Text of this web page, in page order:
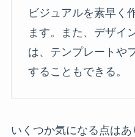
ビジュアルを素早く
ます。また、デザイ
は、テンプレートや
することもできる。
いくつか気になる点は